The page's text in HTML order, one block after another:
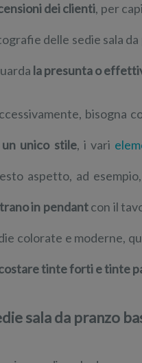
dei clienti, per
delle sedie sala
la presunta o
bisogna
unico stile, i vari
aspetto, ad
in pendantcon il
colorate e moderne,
tinte forti e tinte
sala da pranzo